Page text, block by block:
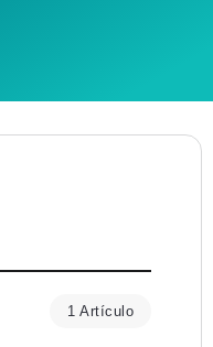
1 Artículo